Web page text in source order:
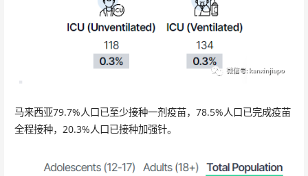
马来西亚79.7%人口已至少接种一剂疫苗，78.5%人口已完成疫苗
全程接种，20.3%人口已接种加强针。